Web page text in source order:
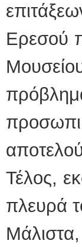
Ερεσού
Τέλος,
πλευρά